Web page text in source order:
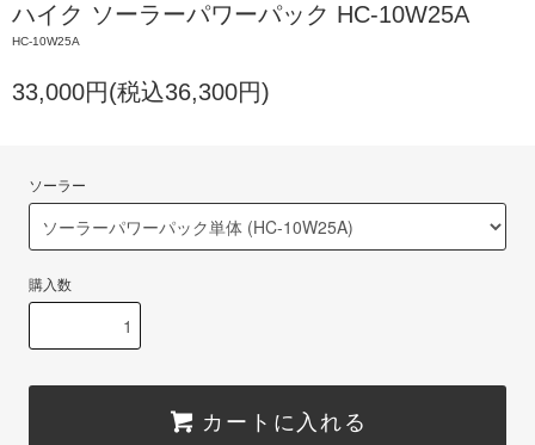
ハイク ソーラーパワーパック HC-10W25A
HC-10W25A
33,000円(税込36,300円)
ソーラー
購入数
カートに入れる